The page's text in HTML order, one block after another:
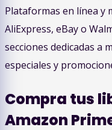
Plataformas en línea y
AliExpress, eBay o
secciones dedicadas a
especiales y
Compra tus
Amazon